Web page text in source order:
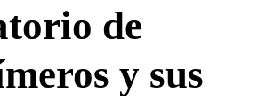
de
y sus